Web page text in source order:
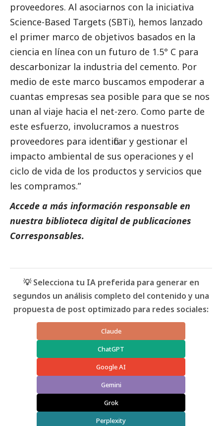
proveedores. Al asociarnos con la iniciativa
Science-Based Targets (SBTi), hemos lanzado
el primer marco de objetivos basados en la
ciencia en línea con un futuro de 1.5° C para
descarbonizar la industria del cemento. Por
medio de este marco buscamos empoderar a
cuantas empresas sea posible para que se nos
unan al viaje hacia el net-zero. Como parte de
este esfuerzo, involucramos a nuestros
proveedores para identificar y gestionar el
impacto ambiental de sus operaciones y el
ciclo de vida de los productos y servicios que
les compramos.”
Accede a más información responsable en
nuestra biblioteca digital de publicaciones
Corresponsables.
💡 Selecciona tu IA preferida para generar en
segundos un análisis completo del contenido y una
propuesta de post optimizado para redes sociales:
Claude
ChatGPT
Google AI
Gemini
Grok
Perplexity